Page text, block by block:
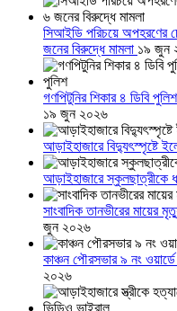
সিআইডি পরিচয়ে অপহরণের
জনের বিরুদ্ধে মামলা ১৯ জুন
গণপিটুনির শিকার ৪ ডিবি
১৯ জুন ২০২৬
আড়াইহাজারে বিদ্যুৎস্পৃষ্টে
আড়াইহাজারে স্কুলছাত্রীকে
সাংবাদিক তানভীরের মায়ের
জুন ২০২৬
কাঞ্চন পৌরসভার ৯ নং
২০২৬